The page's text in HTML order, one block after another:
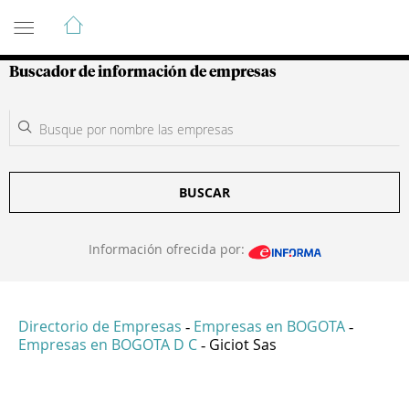
Guía de Empresas Colombianas
Buscador de información de empresas
BUSCAR
Información ofrecida por:
Directorio de Empresas - Empresas en BOGOTA -
Empresas en BOGOTA D C - Giciot Sas